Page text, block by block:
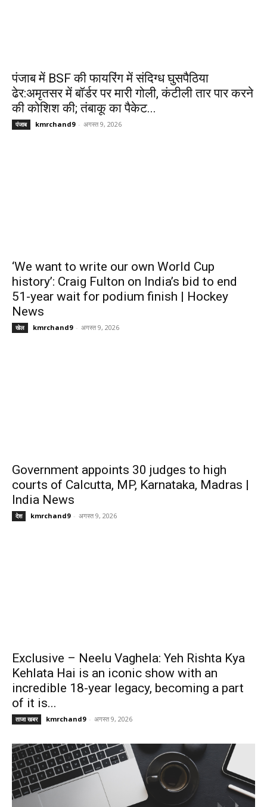
पंजाब में BSF की फायरिंग में संदिग्ध घुसपैठिया
ढेर:अमृतसर में बॉर्डर पर मारी गोली, कंटीली तार पार करने
की कोशिश की; तंबाकू का पैकेट...
पंजाब kmrchand9 - अगस्त 9, 2026
‘We want to write our own World Cup
history’: Craig Fulton on India’s bid to end
51-year wait for podium finish | Hockey
News
खेल kmrchand9 - अगस्त 9, 2026
Government appoints 30 judges to high
courts of Calcutta, MP, Karnataka, Madras |
India News
देश kmrchand9 - अगस्त 9, 2026
Exclusive – Neelu Vaghela: Yeh Rishta Kya
Kehlata Hai is an iconic show with an
incredible 18-year legacy, becoming a part
of it is...
ताजा खबर kmrchand9 - अगस्त 9, 2026